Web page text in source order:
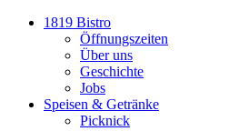
1819 Bistro
Öffnungszeiten
Über uns
Geschichte
Jobs
Speisen & Getränke
Picknick